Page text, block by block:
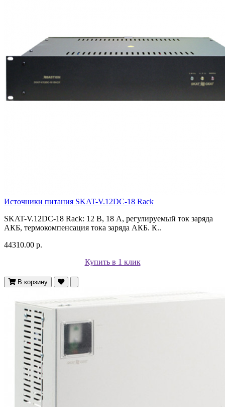
Источники питания SKAT-V.12DC-18 Rack
SKAT-V.12DC-18 Rack: 12 В, 18 А, регулируемый ток заряда
АКБ, термокомпенсация тока заряда АКБ. К..
44310.00 р.
Купить в 1 клик
В корзину